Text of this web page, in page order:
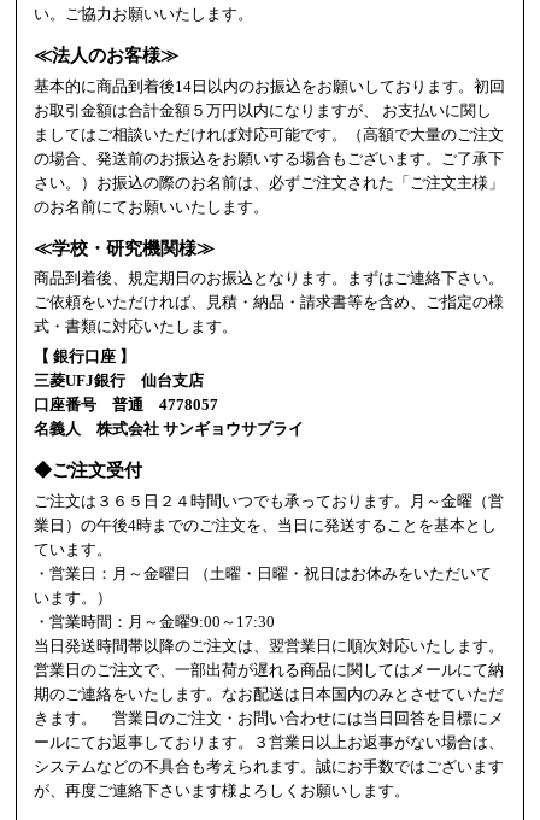
い。ご協力お願いいたします。
≪法人のお客様≫
基本的に商品到着後14日以内のお振込をお願いしております。初回
お取引金額は合計金額５万円以内になりますが、 お支払いに関し
ましてはご相談いただければ対応可能です。（高額で大量のご注文
の場合、発送前のお振込をお願いする場合もございます。ご了承下
さい。）お振込の際のお名前は、必ずご注文された「ご注文主様」
のお名前にてお願いいたします。
≪学校・研究機関様≫
商品到着後、規定期日のお振込となります。まずはご連絡下さい。
ご依頼をいただければ、見積・納品・請求書等を含め、ご指定の様
式・書類に対応いたします。
【 銀行口座 】
三菱UFJ銀行 仙台支店
口座番号 普通 4778057
名義人 株式会社 サンギョウサプライ
◆ご注文受付
ご注文は３６５日２４時間いつでも承っております。月～金曜（営
業日）の午後4時までのご注文を、当日に発送することを基本とし
ています。
・営業日：月～金曜日 （土曜・日曜・祝日はお休みをいただいて
います。）
・営業時間：月～金曜9:00～17:30
当日発送時間帯以降のご注文は、翌営業日に順次対応いたします。
営業日のご注文で、一部出荷が遅れる商品に関してはメールにて納
期のご連絡をいたします。なお配送は日本国内のみとさせていただ
きます。 営業日のご注文・お問い合わせには当日回答を目標にメ
ールにてお返事しております。３営業日以上お返事がない場合は、
システムなどの不具合も考えられます。誠にお手数ではございます
が、再度ご連絡下さいます様よろしくお願いします。